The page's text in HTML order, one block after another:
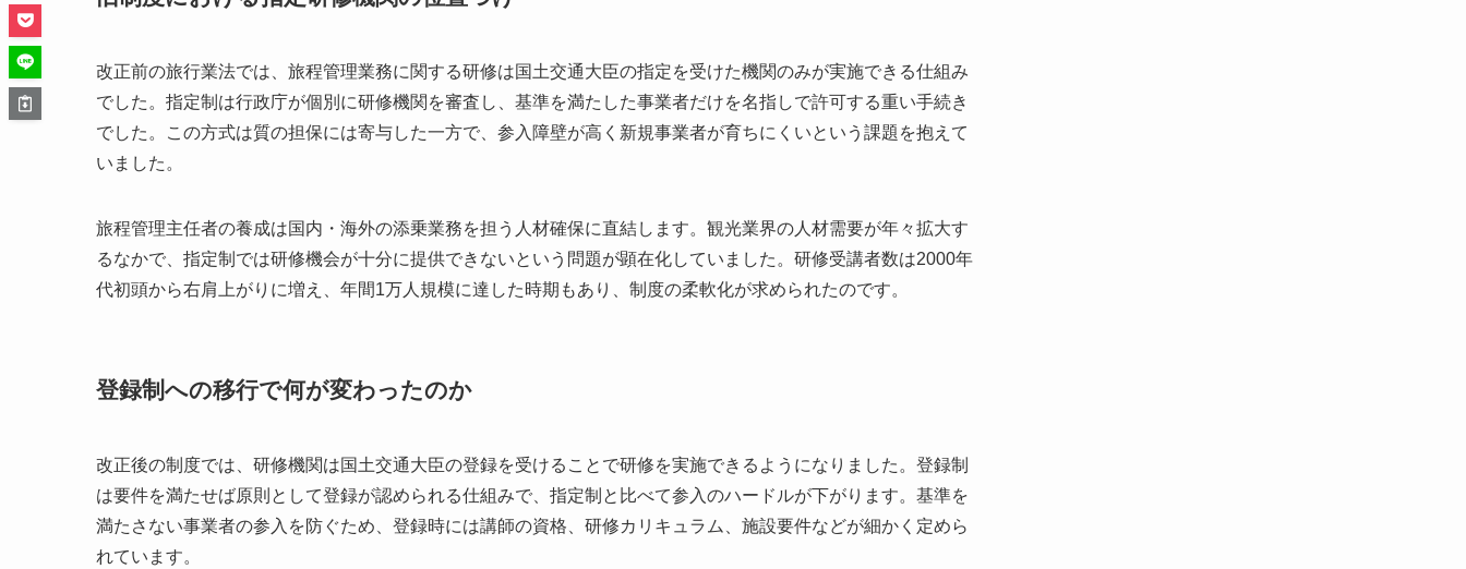
改正前の旅行業法では、旅程管理業務に関する研修は国土交通大臣の指定を受けた機関のみが実施できる仕組み
でした。指定制は行政庁が個別に研修機関を審査し、基準を満たした事業者だけを名指しで許可する重い手続き
でした。この方式は質の担保には寄与した一方で、参入障壁が高く新規事業者が育ちにくいという課題を抱えて
いました。
旅程管理主任者の養成は国内・海外の添乗業務を担う人材確保に直結します。観光業界の人材需要が年々拡大す
るなかで、指定制では研修機会が十分に提供できないという問題が顕在化していました。研修受講者数は2000年
代初頭から右肩上がりに増え、年間1万人規模に達した時期もあり、制度の柔軟化が求められたのです。
登録制への移行で何が変わったのか
改正後の制度では、研修機関は国土交通大臣の登録を受けることで研修を実施できるようになりました。登録制
は要件を満たせば原則として登録が認められる仕組みで、指定制と比べて参入のハードルが下がります。基準を
満たさない事業者の参入を防ぐため、登録時には講師の資格、研修カリキュラム、施設要件などが細かく定めら
れています。